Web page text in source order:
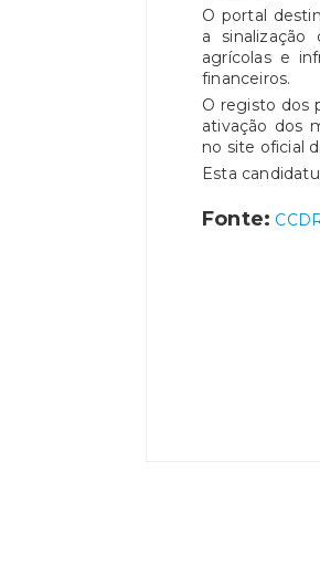
O portal
a sinalização
agrícolas e
financeiros.
O registo dos
ativação dos
no site oficial
Esta
Fonte: